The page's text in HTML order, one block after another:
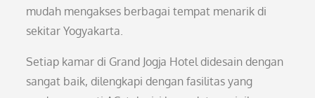
mudah mengakses berbagai tempat menarik di
sekitar Yogyakarta.
Setiap kamar di Grand Jogja Hotel didesain dengan
sangat baik, dilengkapi dengan fasilitas yang